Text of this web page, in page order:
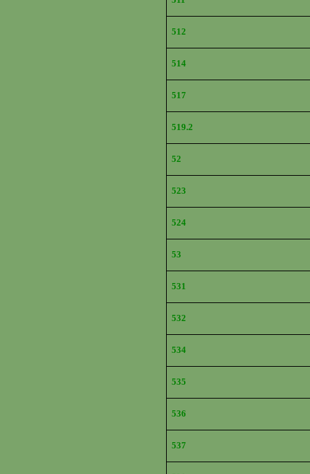
512
514
517
519.2
52
523
524
53
531
532
534
535
536
537